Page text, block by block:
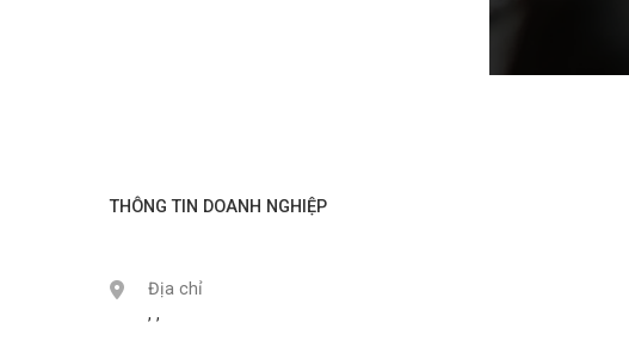
THÔNG TIN DOANH NGHIỆP
Địa chỉ
, ,